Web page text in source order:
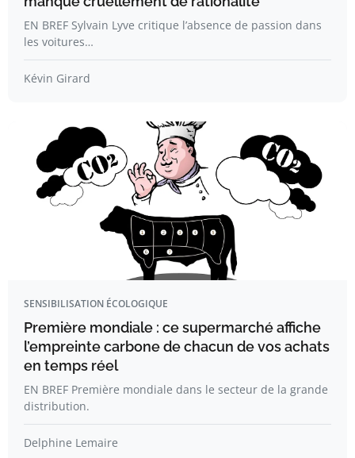
EN BREF Sylvain Lyve critique l’absence de passion dans
les voitures…
Kévin Girard
SENSIBILISATION ÉCOLOGIQUE
Première mondiale : ce supermarché affiche
l’empreinte carbone de chacun de vos achats
en temps réel
EN BREF Première mondiale dans le secteur de la grande
distribution.
Delphine Lemaire